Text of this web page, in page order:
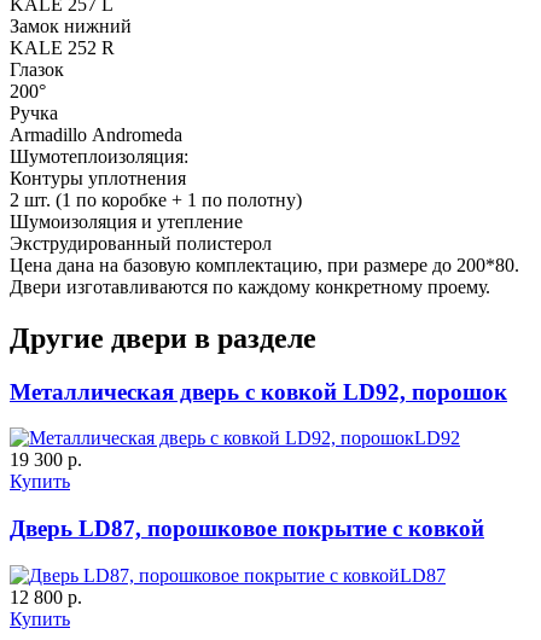
ДУБ БЕЛЁНЫЙ
К-10 60
C61 C62
C63 C64
Замок нижний
KALE 252 R
Глазок
200°
Ручка
Armadillo Аndromeda
Шумотеплоизоляция:
Контуры уплотнения
2 шт. (1 по коробке + 1 по полотну)
Шумоизоляция и утепление
Экструдированный полистерол
Цена дана на базовую комплектацию, при размере до 200*80.
Двери изготавливаются по каждому конкретному проему.
Другие двери в разделе
Металлическая дверь с ковкой LD92, порошок
LD92
19 300 р.
Купить
Дверь LD87, порошковое покрытие с ковкой
LD87
12 800 р.
Купить